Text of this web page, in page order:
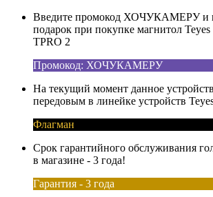
Введите промокод ХОЧУКАМЕРУ и
подарок при покупке магнитол
TPRO 2
Промокод: ХОЧУКАМЕРУ
На текущий момент данное
передовым в линейке устройств
Флагман
Срок гарантийного обслуживания
в магазине - 3 года!
Гарантия - 3 года